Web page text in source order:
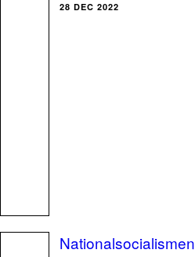
28 DEC 2022
Nationalsocialismen